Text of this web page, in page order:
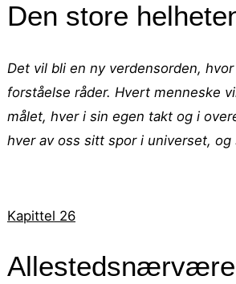
Den store
Det vil bli en ny verdensorden,
forståelse råder. Hvert menneske
målet, hver i sin egen takt og i
hver av oss sitt spor i universet,
Kapittel 26